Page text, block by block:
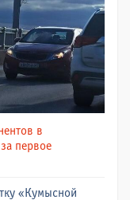
в
первое
«Кумысной